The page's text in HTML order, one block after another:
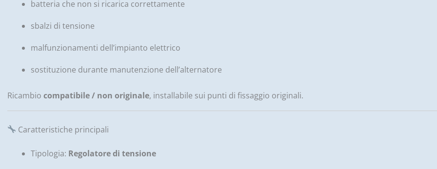
batteria che non si ricarica correttamente
sbalzi di tensione
malfunzionamenti dell’impianto elettrico
sostituzione durante manutenzione dell’alternatore
Ricambio compatibile / non originale, installabile sui punti di fissaggio originali.
Caratteristiche principali
Tipologia: Regolatore di tensione